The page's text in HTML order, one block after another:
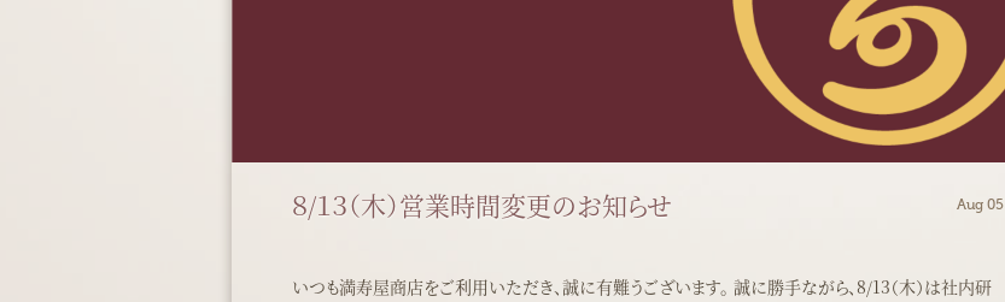
８/１３（木）営業時間変更のお知らせ Aug 05
いつも満寿屋商店をご利用いただき、誠に有難うございます。 誠に勝手ながら、8/13（木）は社内研